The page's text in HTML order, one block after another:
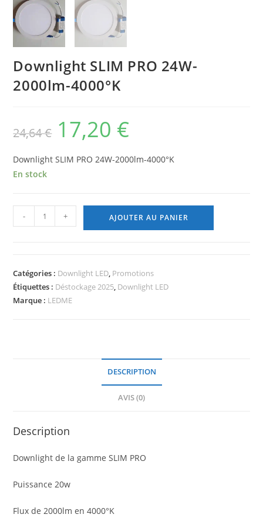
Downlight SLIM PRO 24W-
2000lm-4000°K
24,64€
Le
initial
24,64 €.
17,20 €
17,20 €.
Downlight SLIM PRO 24W-2000lm-4000°K
En stock
quantité
de
PRO
24W-
2000lm-
- + AJOUTER AU PANIER
Catégories : Downlight LED, Promotions
Étiquettes : Déstockage 2025, Downlight LED
Marque : LEDME
DESCRIPTION
AVIS (0)
Description
Downlight de la gamme SLIM PRO
Puissance 20w
Flux de 2000lm en 4000°K